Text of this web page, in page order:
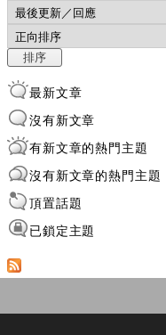
Order by
排序
最新文章
沒有新文章
有新文章的熱門主題
沒有新文章的熱門主題
頂置話題
已鎖定主題